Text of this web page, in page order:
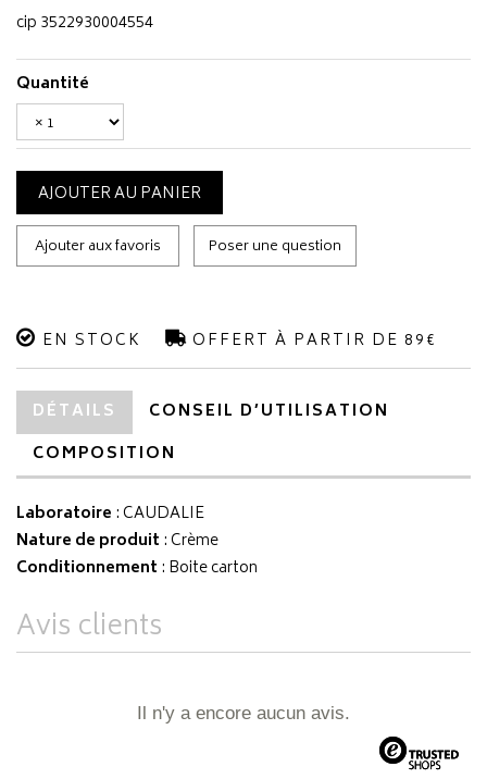
cip 3522930004554
Quantité
AJOUTER AU PANIER
Ajouter aux favoris Poser une question
EN STOCK OFFERT À PARTIR DE 89€
DÉTAILS
CONSEIL D’UTILISATION
COMPOSITION
Laboratoire :CAUDALIE
Nature de produit : Crème
Conditionnement : Boite carton
Avis clients
Il n'y a encore aucun avis.